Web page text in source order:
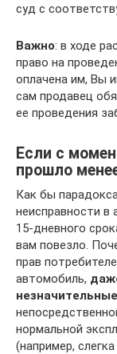
суд с
Важно: в ходе
право на
оплачена им, Вы
сам продавец
ее проведения
Если с
прошло
Как бы
неисправности в
15-дневного
вам повезло.
прав
автомобиль,
нормальной
(например,